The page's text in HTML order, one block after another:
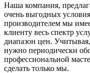
Наша компания,
очень выгодных
производителем мы
клиенту весь спектр
диапазон цен.
нужно периодически
профессиональной
сделать только мы.